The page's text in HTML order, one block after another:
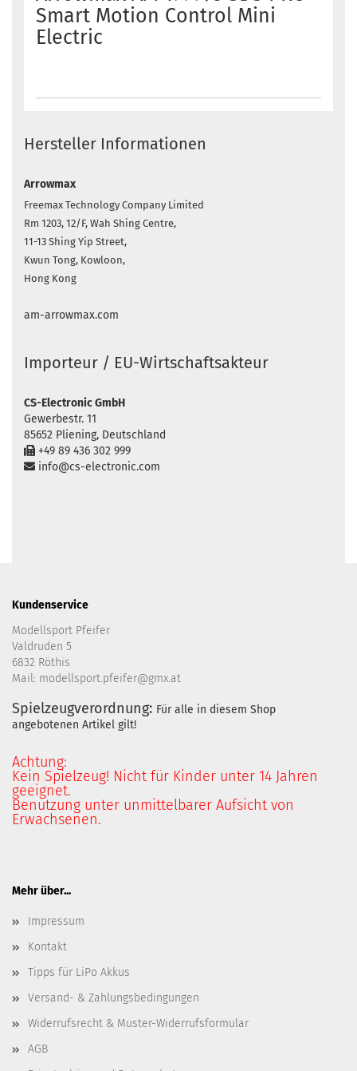
Smart Motion Control Mini
Electric
Hersteller Informationen
Arrowmax
Freemax Technology Company Limited
Rm 1203, 12/F, Wah Shing Centre,
11-13 Shing Yip Street,
Kwun Tong, Kowloon,
Hong Kong
am-arrowmax.com
Importeur / EU-Wirtschaftsakteur
CS-Electronic GmbH
Gewerbestr. 11
85652 Pliening, Deutschland
+49 89 436 302 999
info@cs-electronic.com
Kundenservice
Modellsport Pfeifer
Valdruden 5
6832 Röthis
Mail: modellsport.pfeifer@gmx.at
Spielzeugverordnung: Für alle in diesem Shop
angebotenen Artikel gilt!
Achtung:
Kein Spielzeug! Nicht für Kinder unter 14 Jahren
geeignet.
Benutzung unter unmittelbarer Aufsicht von
Erwachsenen.
Mehr über...
Impressum
Kontakt
Tipps für LiPo Akkus
Versand- & Zahlungsbedingungen
Widerrufsrecht & Muster-Widerrufsformular
AGB